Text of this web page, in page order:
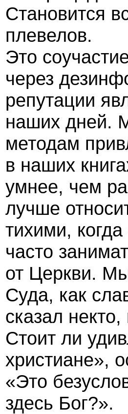
Становится
плевелов.
Это
через
репутации
наших дней.
методам
в наших
умнее, чем
лучше
тихими,
часто
от Церкви.
Суда, как
сказал
Стоит ли
христиане»,
«Это
здесь Бог?».